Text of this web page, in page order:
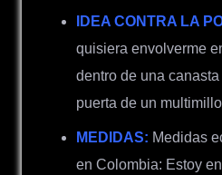
IDEA CONTRA LA
quisiera envolverme
dentro de una
puerta de un
MEDIDAS: Medidas
en Colombia: Estoy